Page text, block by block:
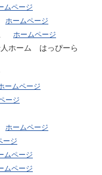
ムページ
ホームページ
ホームページ
ホーム はっぴーら
ームページ
ージ
ホームページ
ージ
ムページ
ムページ